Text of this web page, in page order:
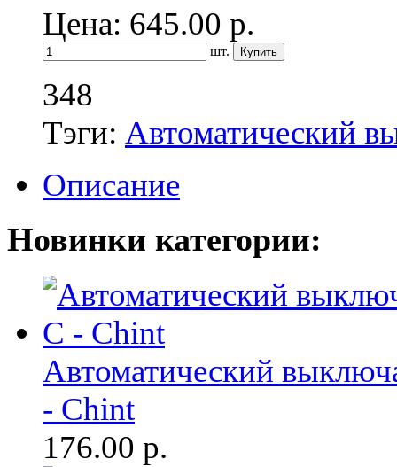
Цена: 645.00 р.
шт.
348
Тэги: Автоматический
Описание
Новинки категории:
Автоматический
- Chint
176.00 р.